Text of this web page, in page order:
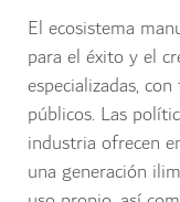
El ecosistema
para el éxito y el
especializadas,
públicos. Las
industria ofrecen
una generación